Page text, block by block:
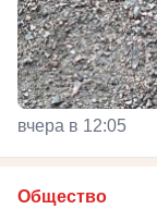
вчера в 12:05
Общество